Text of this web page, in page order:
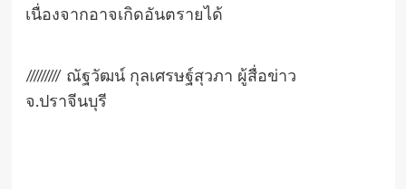
เนื่องจากอาจเกิดอันตรายได้
///////// ณัฐวัฒน์ กุลเศรษฐ์สุวภา ผู้สื่อข่าว
จ.ปราจีนบุรี